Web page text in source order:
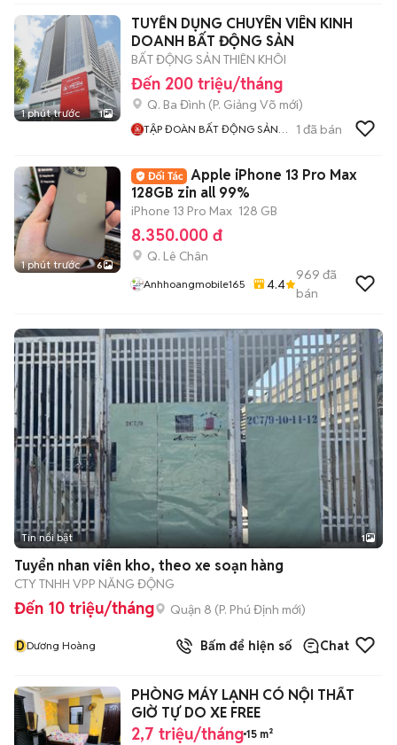
1 phút trước 1
TUYỂN DỤNG CHUYÊN VIÊN KINH
DOANH BẤT ĐỘNG SẢN
BẤT ĐỘNG SẢN THIÊN KHÔI
Đến 200 triệu/tháng
Q. Ba Đình (P. Giảng Võ mới)
TẬP ĐOÀN BẤT ĐỘNG SẢN
1 đã bán
1 phút trước 6
Apple iPhone 13 Pro Max
128GB zin all 99%
iPhone 13 Pro Max 128 GB
8.350.000 đ
Q. Lê Chân
Anhhoangmobile165 4.4
969 đã
bán
Tin nổi bật 1
Tuyển nhan viên kho, theo xe soạn hàng
CTY TNHH VPP NĂNG ĐỘNG
Đến 10 triệu/tháng Quận 8 (P. Phú Định mới)
DDương Hoàng Bấm để hiện số Chat
PHÒNG MÁY LẠNH CÓ NỘI THẤT
GIỜ TỰ DO XE FREE
2,7 triệu/tháng 15 m²